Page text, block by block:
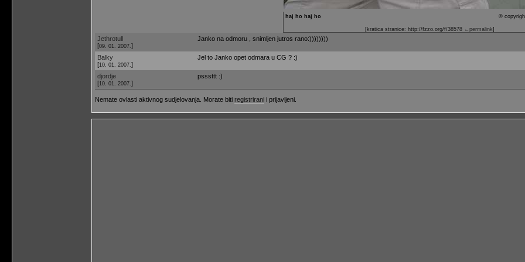
©
haj ho haj ho
[kratica stranice: http://fzzo.org/f/38578 ←permalink]
Jethrotull
[09. 01. 2007. ]
Janko na odmoru , snimljen jutros rano:))))))))
Balky
[10. 01. 2007. ]
Jel to Janko opet odmara u CG ? :)
djordje
[10. 01. 2007. ]
psssttt :)
Nemate ovlasti aktivnog sudjelovanja. Morate biti registrirani i prijavljeni.